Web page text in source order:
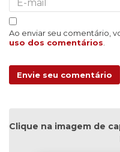
Ao enviar seu comentário,
uso dos comentários
Envie seu comentário
Clique na imagem de